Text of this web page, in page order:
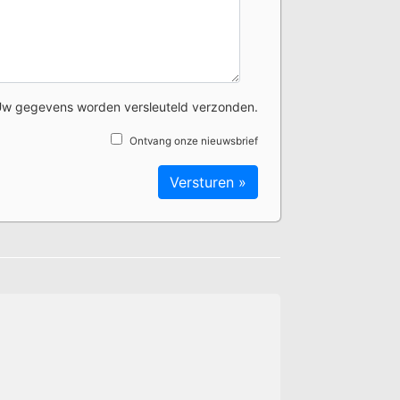
gegevens worden versleuteld verzonden.
Ontvang onze nieuwsbrief